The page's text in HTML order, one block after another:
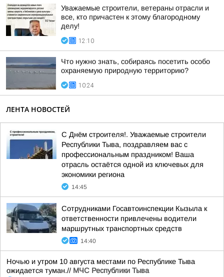
Уважаемые строители, ветераны отрасли и
все, кто причастен к этому благородному
делу!
12:10
Что нужно знать, собираясь посетить особо
охраняемую природную территорию?
10:24
ЛЕНТА НОВОСТЕЙ
С Днём строителя!. Уважаемые строители
Республики Тыва, поздравляем вас с
профессиональным праздником! Ваша
отрасль остаётся одной из ключевых для
экономики региона
14:45
Сотрудниками Госавтоинспекции Кызыла к
ответственности привлечены водители
маршрутных транспортных средств
14:40
Ночью и утром 10 августа местами по Республике Тыва
ожидается туман.// МЧС Республики Тыва